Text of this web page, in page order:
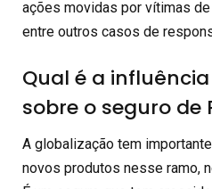
ações movidas por vítimas
entre outros casos de
Qual é a
sobre o seguro de
A globalização tem
novos produtos nesse ramo,